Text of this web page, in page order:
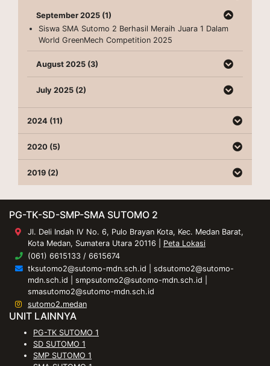
September 2025 (1)
Siswa SMA Sutomo 2 Berhasil Meraih Juara 1 Dalam
World GreenMech Competition 2025
August 2025 (3)
July 2025 (2)
2024 (11)
2020 (5)
2019 (2)
PG-TK-SD-SMP-SMA SUTOMO 2
Jl. Deli Indah IV No. 6, Pulo Brayan Kota, Kec. Medan Barat,
Kota Medan, Sumatera Utara 20116 | Peta Lokasi
(061) 6615133 / 6615674
tksutomo2@sutomo-mdn.sch.id
sdsutomo2@sutomo-
mdn.sch.id
smpsutomo2@sutomo-mdn.sch.id
smasutomo2@sutomo-mdn.sch.id
sutomo2.medan
UNIT LAINNYA
PG-TK SUTOMO 1
SD SUTOMO 1
SMP SUTOMO 1